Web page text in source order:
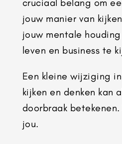
jouw manier van
jouw mentale
leven en business te
Een kleine wijziging
kijken en denken kan
doorbraak
jou.